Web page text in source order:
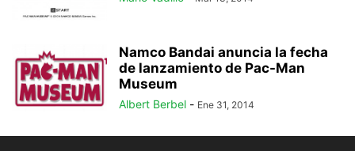
Namco Bandai anuncia la fecha
de lanzamiento de Pac-Man
Museum
Albert Berbel - Ene 31, 2014